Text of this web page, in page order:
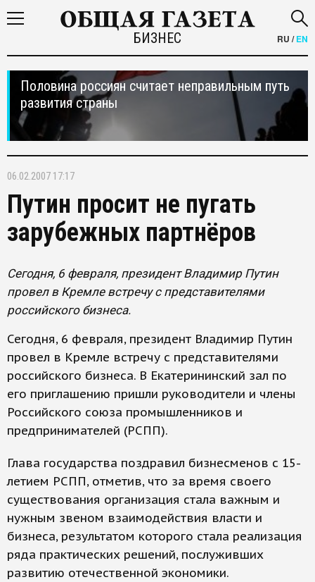
БИЗНЕС RU /EN
Половина россиян считает неправильным путь
развития страны
06.02.2007 17:17
Путин просит не пугать
зарубежных партнёров
Сегодня, 6 февраля, президент Владимир Путин
провел в Кремле встречу с представителями
российского бизнеса.
Сегодня, 6 февраля, президент Владимир Путин
провел в Кремле встречу с представителями
российского бизнеса. В Екатерининский зал по
его приглашению пришли руководители и члены
Российского союза промышленников и
предпринимателей (РСПП).
Глава государства поздравил бизнесменов с 15-
летием РСПП, отметив, что за время своего
существования организация стала важным и
нужным звеном взаимодействия власти и
бизнеса, результатом которого стала реализация
ряда практических решений, послуживших
развитию отечественной экономики.